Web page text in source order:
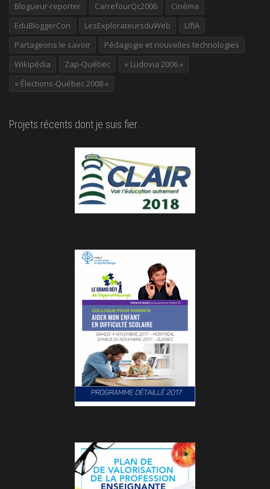
Blogueur-reporter
CarrefourQc2006
Cinéma
EduBloggerCon
LesExplorateursduWeb
LIfIA
Partageons le savoir
Pédagogie et nouvelles technologies
Wikipédia
Zap-Québec
« Ludovia 2006 »
« Élections-Québec 2008 »
Projets récents dont je suis fier…